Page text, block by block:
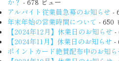
アルバイト従業員急募のお知らせ -
年末年始の営業時間について - 650
【2024年12月】休業日のお知らせ -
【2024年11月】休業日のお知らせ -
ポイントカード絶賛配布中のお知ら